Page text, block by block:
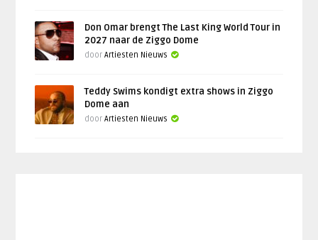
Don Omar brengt The Last King World Tour in
2027 naar de Ziggo Dome
doorArtiesten Nieuws
Teddy Swims kondigt extra shows in Ziggo
Dome aan
doorArtiesten Nieuws